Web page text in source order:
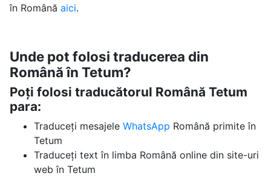
în Română aici.
Unde pot folosi traducerea din
Română în Tetum?
Poți folosi traducătorul Română Tetum
para:
Traduceți mesajele WhatsApp Română primite în
Tetum
Traduceți text în limba Română online din site-uri
web în Tetum